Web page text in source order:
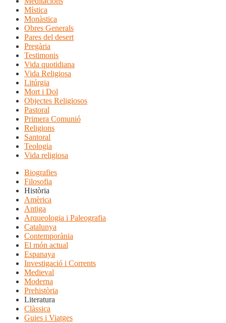
Mística
Monàstica
Obres Generals
Pares del desert
Pregària
Testimonis
Vida quotidiana
Vida Religiosa
Litúrgia
Mort i Dol
Objectes Religiosos
Pastoral
Primera Comunió
Religions
Santoral
Teologia
Vida religiosa
Biografies
Filosofia
Història
Amèrica
Antiga
Arqueologia i Paleografia
Catalunya
Contemporània
El món actual
Espanaya
Investigació i Corrents
Medieval
Moderna
Prehistòria
Literatura
Clàssica
Guies i Viatges